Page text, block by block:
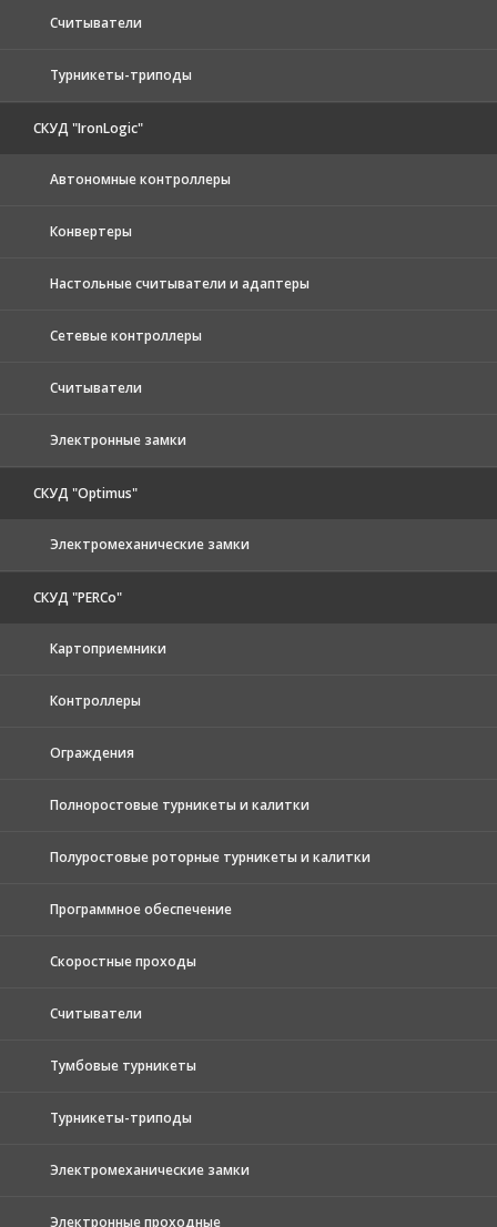
Считыватели
Турникеты-триподы
СКУД "IronLogic"
Автономные контроллеры
Конвертеры
Настольные считыватели и адаптеры
Сетевые контроллеры
Считыватели
Электронные замки
СКУД "Optimus"
Электромеханические замки
СКУД "PERCo"
Картоприемники
Контроллеры
Ограждения
Полноростовые турникеты и калитки
Полуростовые роторные турникеты и калитки
Программное обеспечение
Скоростные проходы
Считыватели
Тумбовые турникеты
Турникеты-триподы
Электромеханические замки
Электронные проходные